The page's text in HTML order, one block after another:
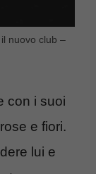
nuovo club –
con i suoi
e fiori.
lui e